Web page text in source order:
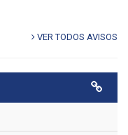
VER TODOS AVISOS